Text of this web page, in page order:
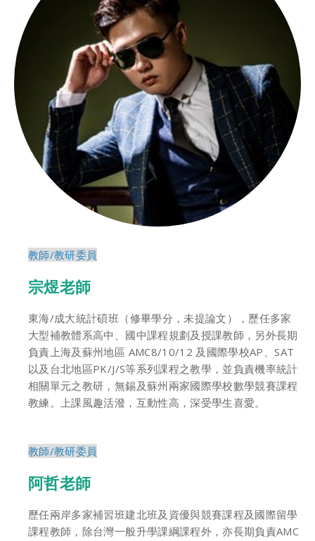
教師/教研委員
宗煜老師
東海/成大統計碩班（修畢學分，未提論文），歷任多家
大型補教體系高中、國中課程規劃及授課教師，另外長期
負責上海及蘇州地區 AMC8/10/12 及國際學校AP、SAT
以及台北地區PK/J/S等系列課程之教學，並負責機率統計
相關單元之教研，無錫及蘇州兩家國際學校數學競賽課程
教練。上課風趣活潑，互動性高，深受學生喜愛。
教師/教研委員
阿哲老師
歷任兩岸多家補習班建北班及資優與競賽課程及國際留學
課程教師，除台灣一般升學課綱課程外，亦長期負責AMC